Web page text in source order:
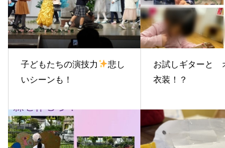
子どもたちの演技力
悲し
いシーンも！
お試しギターと
衣装！？